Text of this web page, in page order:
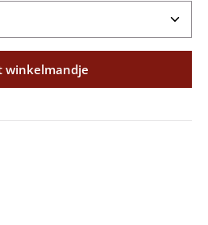
Voer de gewenste
winkelmandje